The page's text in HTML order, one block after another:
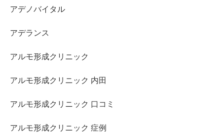
アデノバイタル
アデランス
アルモ形成クリニック
アルモ形成クリニック 内田
アルモ形成クリニック 口コミ
アルモ形成クリニック 症例